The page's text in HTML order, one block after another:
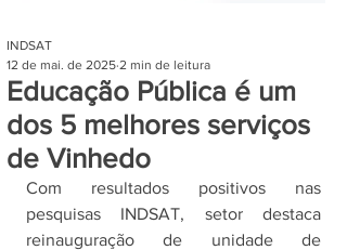
Educação Pública é um
dos 5 melhores serviços
de Vinhedo
INDSAT
12 de mai. de 2025 2 min de leitura
Com resultados positivos nas
pesquisas INDSAT, setor destaca
reinauguração de unidade de